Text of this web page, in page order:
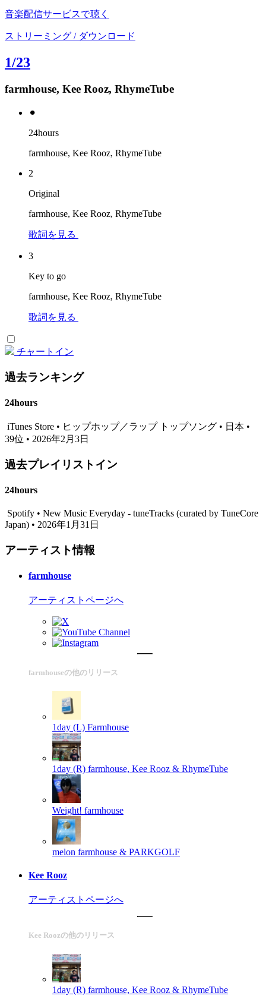
音楽配信サービスで聴く
ストリーミング / ダウンロード
1/23
farmhouse, Kee Rooz, RhymeTube
⚫︎
24hours
farmhouse, Kee Rooz, RhymeTube
2
Original
farmhouse, Kee Rooz, RhymeTube
歌詞を見る
3
Key to go
farmhouse, Kee Rooz, RhymeTube
歌詞を見る
チャートイン
過去ランキング
24hours
iTunes Store • ヒップホップ／ラップ トップソング • 日本 •
39位 • 2026年2月3日
過去プレイリストイン
24hours
Spotify • New Music Everyday - tuneTracks (curated by TuneCore
Japan) • 2026年1月31日
アーティスト情報
farmhouse
アーティストページへ
farmhouseの他のリリース
1day (L) Farmhouse
1day (R) farmhouse, Kee Rooz & RhymeTube
Weight! farmhouse
melon farmhouse & PARKGOLF
Kee Rooz
アーティストページへ
Kee Roozの他のリリース
1day (R) farmhouse, Kee Rooz & RhymeTube